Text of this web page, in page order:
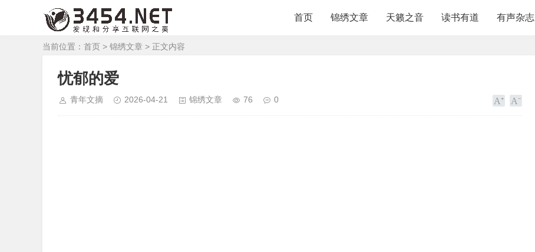
首页 锦绣文章 天籁之音 读书有道 有声杂志
当前位置： 首页 > 锦绣文章 > 正文内容
忧郁的爱
青年文摘 2026-04-21 锦绣文章 76 0